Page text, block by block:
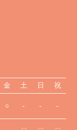
金 土 日 祝
○ - - -